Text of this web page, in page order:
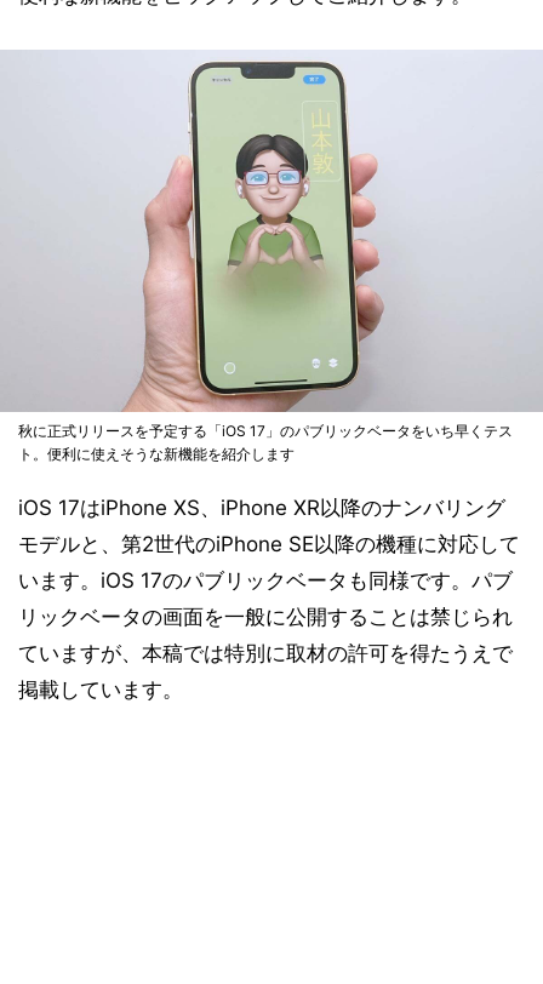
秋に正式リリースを予定する「iOS 17」のパブリックベータをいち早くテス
ト。便利に使えそうな新機能を紹介します
iOS 17はiPhone XS、iPhone XR以降のナンバリング
モデルと、第2世代のiPhone SE以降の機種に対応して
います。iOS 17のパブリックベータも同様です。パブ
リックベータの画面を一般に公開することは禁じられ
ていますが、本稿では特別に取材の許可を得たうえで
掲載しています。